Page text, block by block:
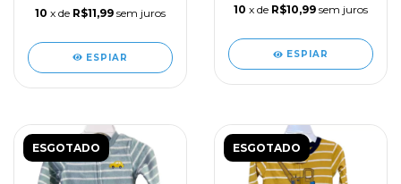
10 x de R$11,99 sem juros
ESPIAR
10 x de R$10,99 sem juros
ESPIAR
ESGOTADO ESGOTADO